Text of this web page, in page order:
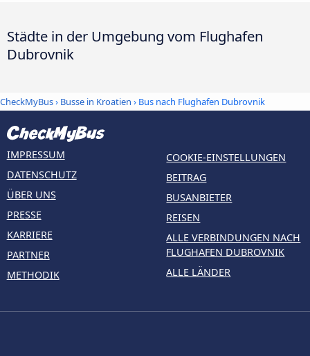
Städte in der Umgebung vom Flughafen
Dubrovnik
CheckMyBus› Busse in Kroatien › Bus nach Flughafen Dubrovnik
IMPRESSUM
DATENSCHUTZ
ÜBER UNS
PRESSE
KARRIERE
PARTNER
METHODIK
COOKIE-EINSTELLUNGEN
BEITRAG
BUSANBIETER
REISEN
ALLE VERBINDUNGEN NACH
FLUGHAFEN DUBROVNIK
ALLE LÄNDER